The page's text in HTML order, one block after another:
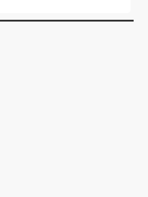
Marie-Laure ! Cela